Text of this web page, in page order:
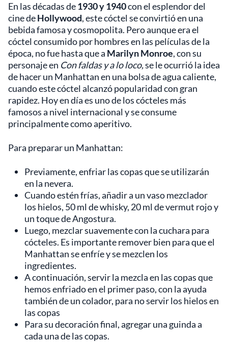
En las décadas de1930 y 1940con el esplendor del
cine deHollywood, este cóctel se convirtió en una
bebida famosa y cosmopolita. Pero aunque era el
cóctel consumido por hombres en las películas de la
época, no fue hasta que a Marilyn Monroe, con su
personaje en Con faldas y a lo loco,se le ocurrió la idea
de hacer un Manhattan en una bolsa de agua caliente,
cuando este cóctel alcanzó popularidad con gran
rapidez. Hoy en día es uno de los cócteles más
famosos a nivel internacional y se consume
principalmente como aperitivo.
Para preparar un Manhattan:
Previamente, enfriar las copas que se utilizarán
en la nevera.
Cuando estén frías, añadir a un vaso mezclador
los hielos, 50 ml de whisky, 20 ml de vermut rojo y
un toque de Angostura.
Luego, mezclar suavemente con la cuchara para
cócteles. Es importante remover bien para que el
Manhattan se enfríe y se mezclen los
ingredientes.
A continuación, servir la mezcla en las copas que
hemos enfriado en el primer paso, con la ayuda
también de un colador, para no servir los hielos en
las copas
Para su decoración final, agregar una guinda a
cada una de las copas.